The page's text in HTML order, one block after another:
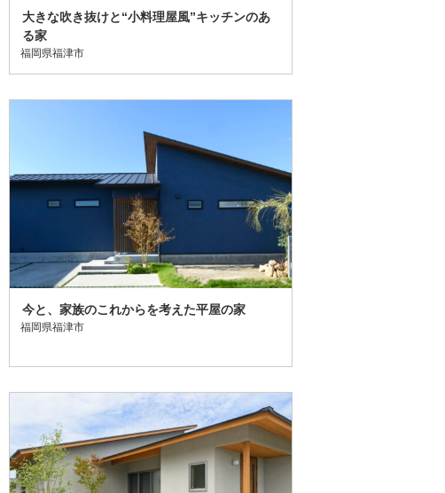
大きな吹き抜けと“小料理屋風”キッチンのあ
る家
福岡県福津市
今と、家族のこれからを考えた平屋の家
福岡県福津市